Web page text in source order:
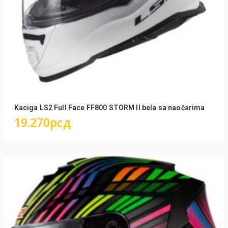
Kaciga LS2 Full Face FF800 STORM II bela sa naočarima
19.270рсд